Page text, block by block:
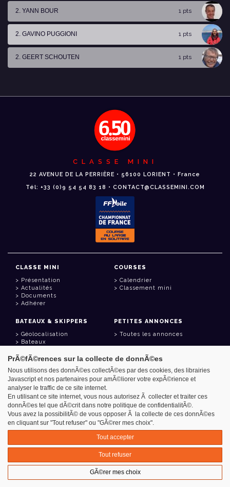
2. YANN BOUR 1 pts
2. GAVINO PUGGIONI 1 pts
2. GEERT SCHOUTEN 1 pts
CLASSE MINI
22 AVENUE DE LA PERRIÈRE • 56100 LORIENT • France
Tél: +33 (0)9 54 54 83 18 • CONTACT@CLASSEMINI.COM
CLASSE MINI
Présentation
Actualités
Documents
Adhérer
COURSES
Calendrier
Classement mini
BATEAUX & SKIPPERS
Géolocalisation
Bateaux
PETITES ANNONCES
Toutes les annonces
LIENS UTILES
Espace adhérent
Contact
Carnet d'adresses
Goodies
Azimut - Créateur de solutions numériques
Mentions légales
PrÃ©fÃ©rences sur la collecte de donnÃ©es
Nous utilisons des donnÃ©es collectÃ©es par des cookies, des librairies
Javascript et nos partenaires pour amÃ©liorer votre expÃ©rience et
analyser le traffic de ce site internet.
En utilisant ce site internet, vous nous autorisez Ã collecter et traiter ces
donnÃ©es tel que dÃ©crit dans notre politique de confidentialitÃ©.
Vous avez la possibilitÃ© de vous opposer Ã la collecte de ces donnÃ©es
en cliquant sur "Tout refuser" ou "GÃ©rer mes choix".
Tout accepter
Tout refuser
GÃ©rer mes choix